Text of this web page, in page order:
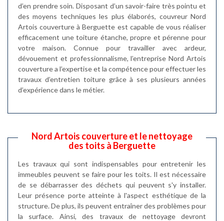
d’en prendre soin. Disposant d’un savoir-faire très pointu et
des moyens techniques les plus élaborés, couvreur Nord
Artois couverture à Berguette est capable de vous réaliser
efficacement une toiture étanche, propre et pérenne pour
votre maison. Connue pour travailler avec ardeur,
dévouement et professionnalisme, l’entreprise Nord Artois
couverture a l’expertise et la compétence pour effectuer les
travaux d’entretien toiture grâce à ses plusieurs années
d’expérience dans le métier.
Nord Artois couverture et le nettoyage
des toits à Berguette
Les travaux qui sont indispensables pour entretenir les
immeubles peuvent se faire pour les toits. Il est nécessaire
de se débarrasser des déchets qui peuvent s'y installer.
Leur présence porte atteinte à l'aspect esthétique de la
structure. De plus, ils peuvent entraîner des problèmes pour
la surface. Ainsi, des travaux de nettoyage devront